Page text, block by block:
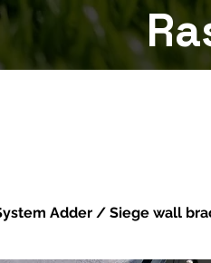
Adder / Siege wall